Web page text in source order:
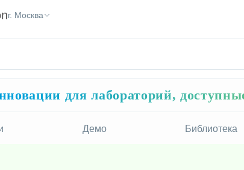
г. Москва
для лабораторий,
Демо Библиотека